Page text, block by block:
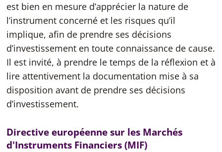
est bien en mesure d’apprécier la nature de
l’instrument concerné et les risques qu’il
implique, afin de prendre ses décisions
d’investissement en toute connaissance de cause.
Il est invité, à prendre le temps de la réflexion et à
lire attentivement la documentation mise à sa
disposition avant de prendre ses décisions
d’investissement.
Directive européenne sur les Marchés
d'Instruments Financiers (MIF)